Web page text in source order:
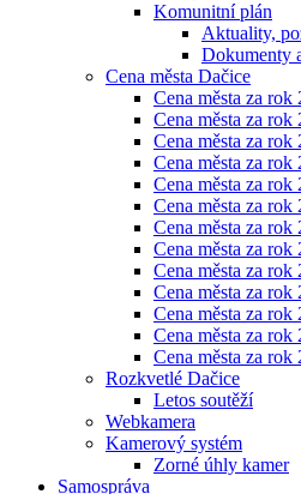
Komunitní plán
Aktuality,
Dokumenty
Cena města Dačice
Cena města za rok
Cena města za rok
Cena města za rok
Cena města za rok
Cena města za rok
Cena města za rok
Cena města za rok
Cena města za rok
Cena města za rok
Cena města za rok
Cena města za rok
Cena města za rok
Cena města za rok
Rozkvetlé Dačice
Letos soutěží
Webkamera
Kamerový systém
Zorné úhly kamer
Samospráva